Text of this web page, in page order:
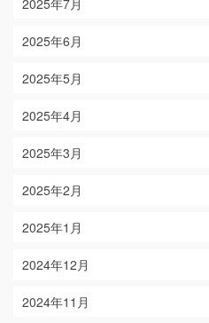
2025年7月
2025年6月
2025年5月
2025年4月
2025年3月
2025年2月
2025年1月
2024年12月
2024年11月